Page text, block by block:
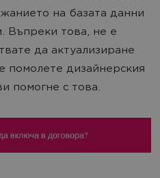
на базата данни
Въпреки това, не е
да актуализиране
помолете дизайнерския
помогне с това.